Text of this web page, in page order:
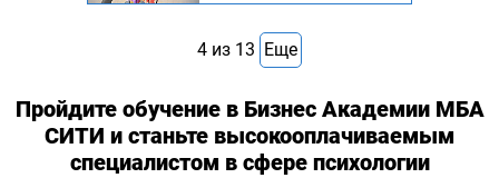
4 из 13 Еще
Пройдите обучение в Бизнес Академии МБА
СИТИ и станьте высокооплачиваемым
специалистом в сфере психологии